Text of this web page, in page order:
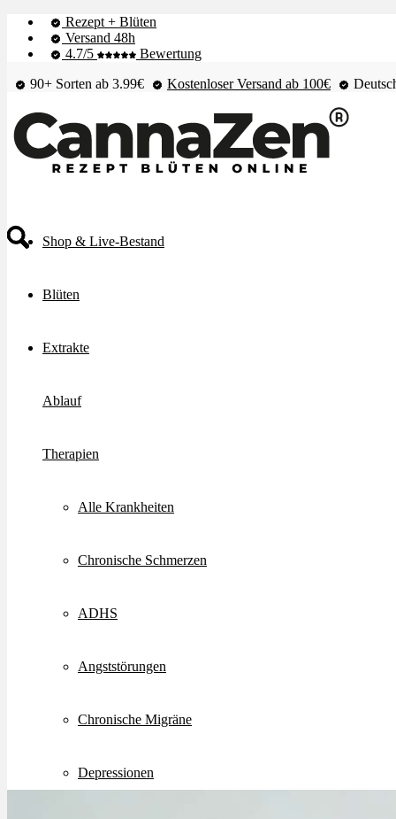
Rezept + Blüten
Versand 48h
4.7/5
Bewertung
90+ Sorten ab 3.99€
Kostenloser Versand ab 100€
Shop & Live-Bestand
Blüten
Extrakte
Ablauf
Therapien
Alle Krankheiten
Chronische Schmerzen
ADHS
Angststörungen
Chronische Migräne
Depressionen